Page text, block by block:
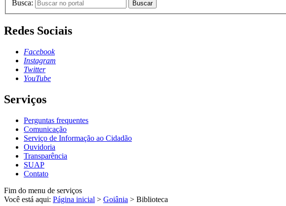
Busca: Buscar
Redes Sociais
Facebook
Instagram
Twitter
YouTube
Serviços
Perguntas frequentes
Comunicação
Serviço de Informação ao Cidadão
Ouvidoria
Transparência
SUAP
Contato
Fim do menu de serviços
Você está aqui: Página inicial > Goiânia > Biblioteca